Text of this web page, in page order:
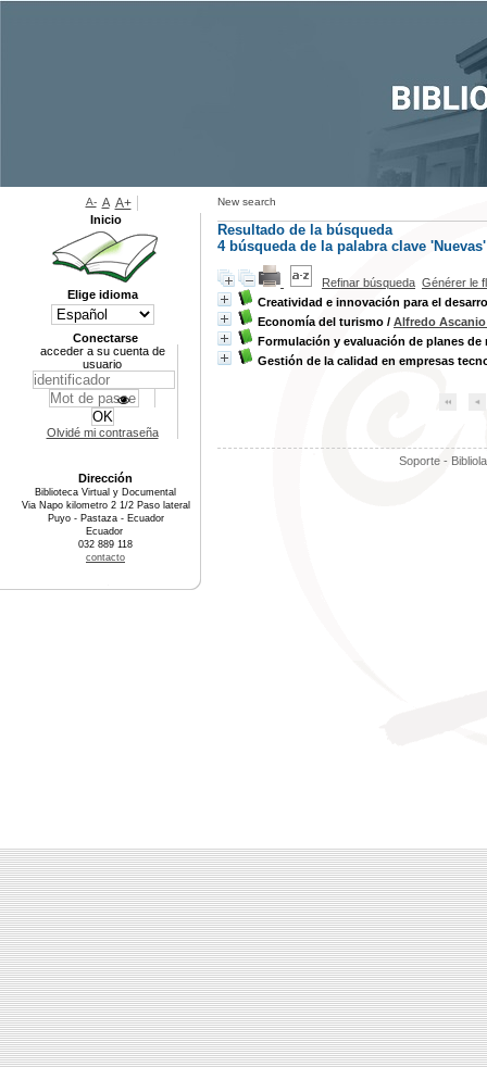
New search
Resultado de la búsqueda
4búsqueda de la palabra clave 'Nuevas'
Refinar búsqueda Générer le
Creatividad e innovación para el
Economía del turismo / Alfredo Ascanio
Formulación y evaluación de planes de
Gestión de la calidad en empresas
Soporte -
A- A A+
Inicio
Elige idioma
Conectarse
acceder a su cuenta de
usuario
Olvidé mi contraseña
Dirección
Biblioteca Virtual y Documental
Via Napo kilometro 2 1/2 Paso lateral
Puyo - Pastaza - Ecuador
Ecuador
032 889 118
contacto